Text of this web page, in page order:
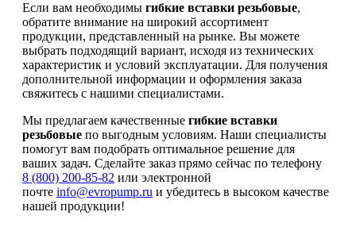
Если вам необходимы гибкие вставки резьбовые,
обратите внимание на широкий ассортимент
продукции, представленный на рынке. Вы можете
выбрать подходящий вариант, исходя из технических
характеристик и условий эксплуатации. Для получения
дополнительной информации и оформления заказа
свяжитесь с нашими специалистами.
Мы предлагаем качественные гибкие вставки
резьбовые по выгодным условиям. Наши специалисты
помогут вам подобрать оптимальное решение для
ваших задач. Сделайте заказ прямо сейчас по телефону
8 (800) 200-85-82 или электронной
почте info@evropump.ru и убедитесь в высоком качестве
нашей продукции!